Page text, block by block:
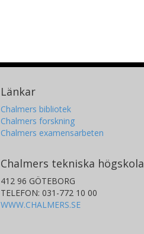
Länkar
Chalmers bibliotek
Chalmers forskning
Chalmers examensarbeten
Chalmers tekniska högskola
412 96 GÖTEBORG
TELEFON: 031-772 10 00
WWW.CHALMERS.SE